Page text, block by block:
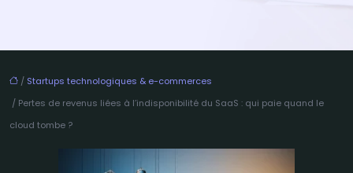
/ Startups technologiques & e-commerces
/ Pertes de revenus liées à l’indisponibilité du SaaS : qui paie quand le
cloud tombe ?